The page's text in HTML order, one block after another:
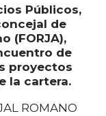
Públicos,
de
(FORJA),
de
proyectos
la cartera.
ROMANO